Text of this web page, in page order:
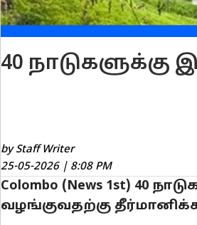
40 நாடுகளுக்கு
by Staff Writer
25-05-2026 | 8:08 PM
Colombo (News 1st) 40
வழங்குவதற்கு